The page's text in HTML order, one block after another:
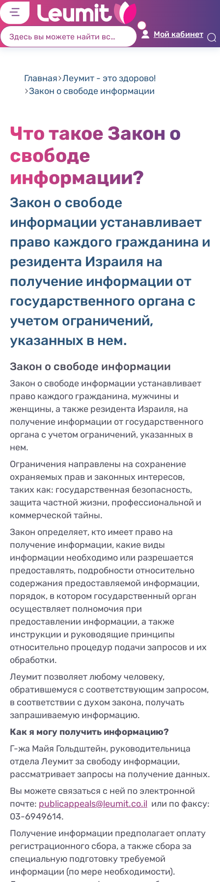
Мой кабинет
Главная Леумит - это здорово!
Закон о свободе информации
Что такое Закон о
свободе
информации?
Закон о свободе
информации устанавливает
право каждого гражданина и
резидента Израиля на
получение информации от
государственного органа с
учетом ограничений,
указанных в нем.
Закон о свободе информации
Закон о свободе информации устанавливает
право каждого гражданина, мужчины и
женщины, а также резидента Израиля, на
получение информации от государственного
органа с учетом ограничений, указанных в
нем.
Ограничения направлены на сохранение
охраняемых прав и законных интересов,
таких как: государственная безопасность,
защита частной жизни, профессиональной и
коммерческой тайны.
Закон определяет, кто имеет право на
получение информации, какие виды
информации необходимо или разрешается
предоставлять, подробности относительно
содержания предоставляемой информации,
порядок, в котором государственный орган
осуществляет полномочия при
предоставлении информации, а также
инструкции и руководящие принципы
относительно процедур подачи запросов и их
обработки.
Леумит позволяет любому человеку,
обратившемуся с соответствующим запросом,
в соответствии с духом закона, получать
запрашиваемую информацию.
Как я могу получить информацию?
Г-жа Майя Гольдштейн, руководительница
отдела Леумит за свободу информации,
рассматривает запросы на получение данных.
Вы можете связаться с ней по электронной
почте: publicappeals@leumit.co.il или по факсу:
03-6949614.
Получение информации предполагает оплату
регистрационного сбора, а также сбора за
специальную подготовку требуемой
информации (по мере необходимости).